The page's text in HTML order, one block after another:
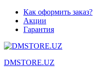
Как оформить заказ?
Акции
Гарантия
DMSTORE.UZ